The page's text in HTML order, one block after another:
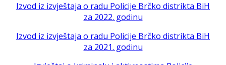
Izvod iz izvještaja o radu Policije Brčko distrikta BiH
za 2022. godinu
Izvod iz izvještaja o radu Policije Brčko distrikta BiH
za 2021. godinu